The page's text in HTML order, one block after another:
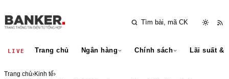
LIVE Trang chủ Ngân hàng Chính sách Lãi suất &
Trang chủ›Kinh tế›